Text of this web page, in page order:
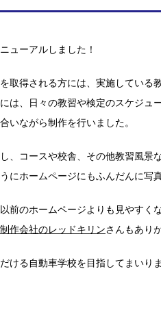
ューアルしました！
取得される方には、実施している
は、日々の教習や検定のスケジュ
いながら制作を行いました。
、コースや校舎、その他教習風景
にホームページにもふんだんに写
前のホームページよりも見やすく
作会社のレッドキリンさんもあり
ける自動車学校を目指してまいり